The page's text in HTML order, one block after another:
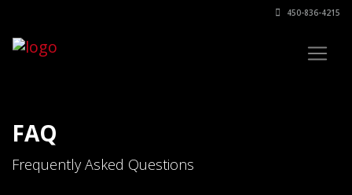
450-836-4215
FAQ
Frequently Asked Questions